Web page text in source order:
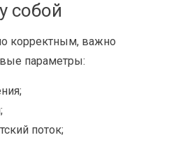
собой
корректным, важно
параметры:
поток;